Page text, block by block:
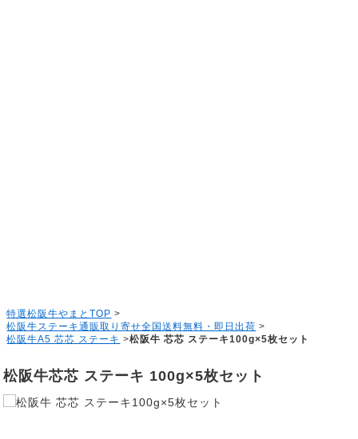
特選松阪牛やまとTOP >
松阪牛ステーキ通販取り寄せ全国送料無料・即日出荷 >
松阪牛A5 芯芯 ステーキ >松阪牛 芯芯 ステーキ100g×5枚セット
松阪牛芯芯 ステーキ 100g×5枚セット